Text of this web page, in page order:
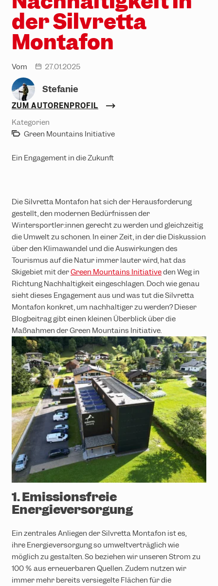
Erlebniswelten
Trailrunning
Ski & Snowboard
Winterwandern
Partnerhotels
Gruppenevents & Veranstaltungen
Karriere
der Silvretta
Montafon
Vom date27.01.2025
Stefanie
ZUM AUTORENPROFIL
Ein Engagement in die Zukunft
Kategorien
Green Mountains Initiative
Die Silvretta Montafon hat sich der Herausforderung
gestellt, den modernen Bedürfnissen der
Wintersportler:innen gerecht zu werden und gleichzeitig
die Umwelt zu schonen. In einer Zeit, in der die Diskussion
über den Klimawandel und die Auswirkungen des
Tourismus auf die Natur immer lauter wird, hat das
Skigebiet mit derGreen Mountains Initiativeden Weg in
Richtung Nachhaltigkeit eingeschlagen. Doch wie genau
sieht dieses Engagement aus und was tut die Silvretta
Montafon konkret, um nachhaltiger zu werden? Dieser
Blogbeitrag gibt einen kleinen Überblick über die
Maßnahmen der Green Mountains Initiative.
1. Emissionsfreie
Energieversorgung
Ein zentrales Anliegen der Silvretta Montafon ist es,
ihre Energieversorgung so umweltverträglich wie
möglich zu gestalten. So beziehen wir unseren Strom zu
100 % aus erneuerbaren Quellen. Zudem nutzen wir
immer mehr bereits versiegelte Flächen für die